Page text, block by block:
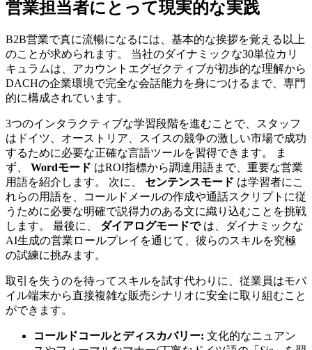
営業担当者にとって現実的な実践
B2B営業で真に流暢になるには、基本的な挨拶を覚える以上
のことが求められます。 当社のダイナミックな30単位カリ
キュラムは、アカウントエグゼクティブが初歩的な理解から
DACHの企業環境で完全な会話能力を身につけるまで、専門
的に構成されています。
3つのインタラクティブな学習段階を進むことで、スタッフ
はドイツ、オーストリア、スイスの競争の激しい市場で成功
するために必要な正確な言語ツールを習得できます。 ま
ず、 Wordモード はROI指標から調達用語まで、重要な営業
用語を紹介します。 次に、 センテンスモード は学習者にこ
れらの用語を、コールドメールの作成や通話スクリプトに従
うために必要な明確で説得力のある文に織り込むことを挑戦
します。 最後に、 ダイアログモードでは、ダイナミックな
AI生成の営業ロールプレイを通じて、彼らのスキルを究極
の試練に挑みます。
取引を失うのを待ってスキルを試す代わりに、従業員はモバ
イル端末から直接複雑な販売シナリオに安全に取り組むこと
ができます。
コールドコールとディスカバリー: 文化的なニュアン